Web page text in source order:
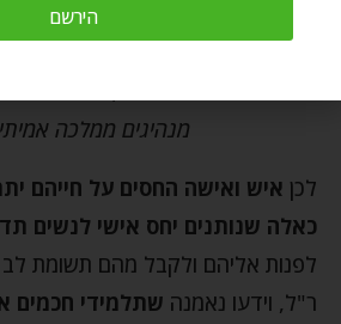
מנהיגים ממלכה
לכן איש ואישה החסים על חייהם
כאלה שנותנים יחס אישי לנשים
לפנות אליהם ולקבל מהם תשומת
ר"ל, וידעו נאמנה שתלמידי חכמים
הירשם